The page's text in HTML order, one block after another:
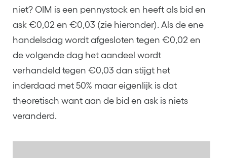
niet? OIM is een pennystock en heeft als bid en
ask €0,02 en €0,03 (zie hieronder). Als de ene
handelsdag wordt afgesloten tegen €0,02 en
de volgende dag het aandeel wordt
verhandeld tegen €0,03 dan stijgt het
inderdaad met 50% maar eigenlijk is dat
theoretisch want aan de bid en ask is niets
veranderd.